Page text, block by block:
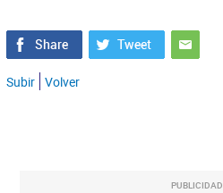
Subir Volver
PUBLICIDAD